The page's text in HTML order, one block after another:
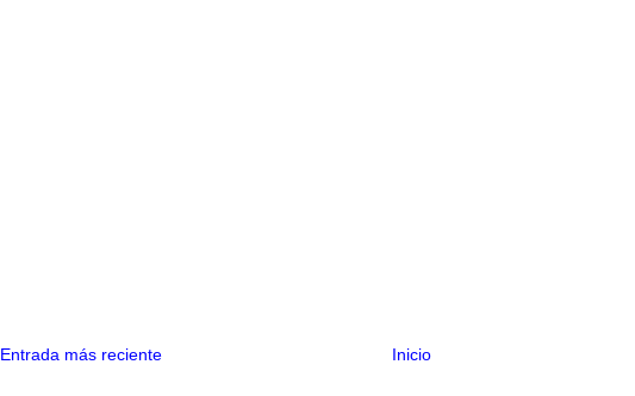
Entrada más reciente Inicio